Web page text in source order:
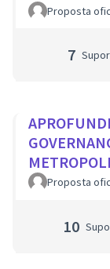
CIUTAT
Proposta
7
Proposta
10